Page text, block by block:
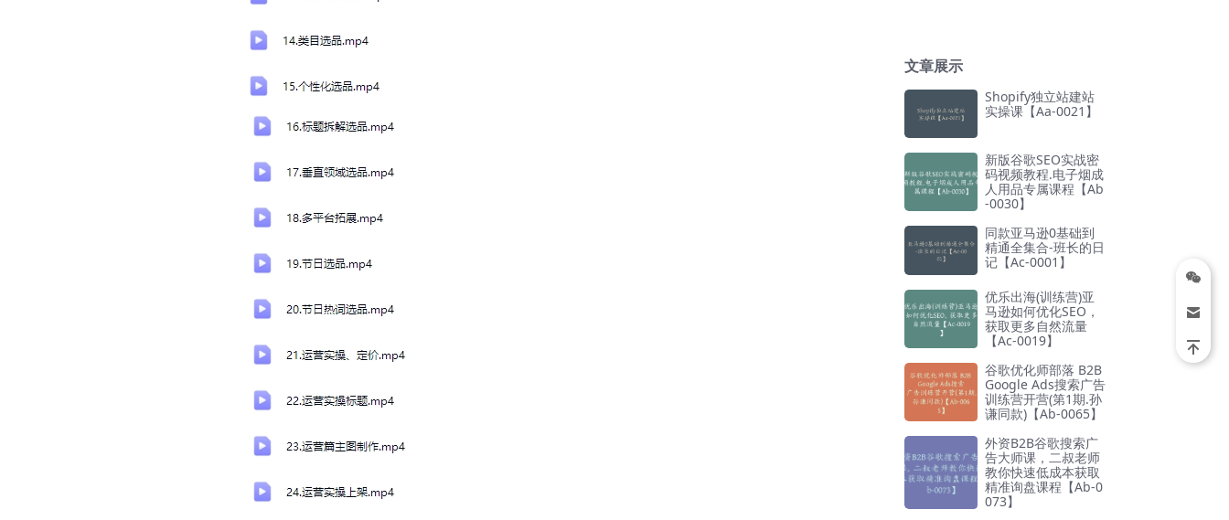
文章展示
Shopify独立站建站
实操课【Aa-0021】
新版谷歌SEO实战密
码视频教程.电子烟成
人用品专属课程【Ab
-0030】
同款亚马逊0基础到
精通全集合-班长的日
记【Ac-0001】
优乐出海(训练营)亚
马逊如何优化SEO，
获取更多自然流量
【Ac-0019】
谷歌优化师部落 B2B
Google Ads搜索广告
训练营开营(第1期.孙
谦同款)【Ab-0065】
外资B2B谷歌搜索广
告大师课，二叔老师
教你快速低成本获取
精准询盘课程【Ab-0
073】